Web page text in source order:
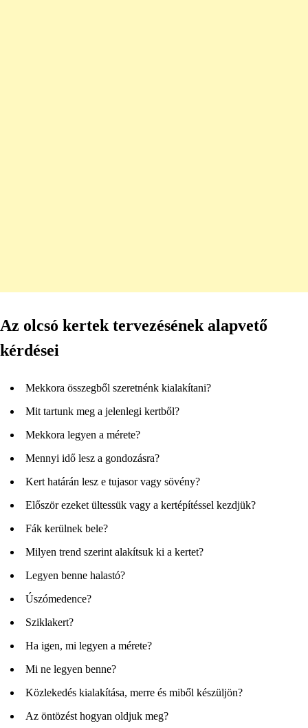
Az olcsó kertek tervezésének alapvető
kérdései
Mekkora összegből szeretnénk kialakítani?
Mit tartunk meg a jelenlegi kertből?
Mekkora legyen a mérete?
Mennyi idő lesz a gondozásra?
Kert határán lesz e tujasor vagy sövény?
Először ezeket ültessük vagy a kertépítéssel kezdjük?
Fák kerülnek bele?
Milyen trend szerint alakítsuk ki a kertet?
Legyen benne halastó?
Úszómedence?
Sziklakert?
Ha igen, mi legyen a mérete?
Mi ne legyen benne?
Közlekedés kialakítása, merre és miből készüljön?
Az öntözést hogyan oldjuk meg?